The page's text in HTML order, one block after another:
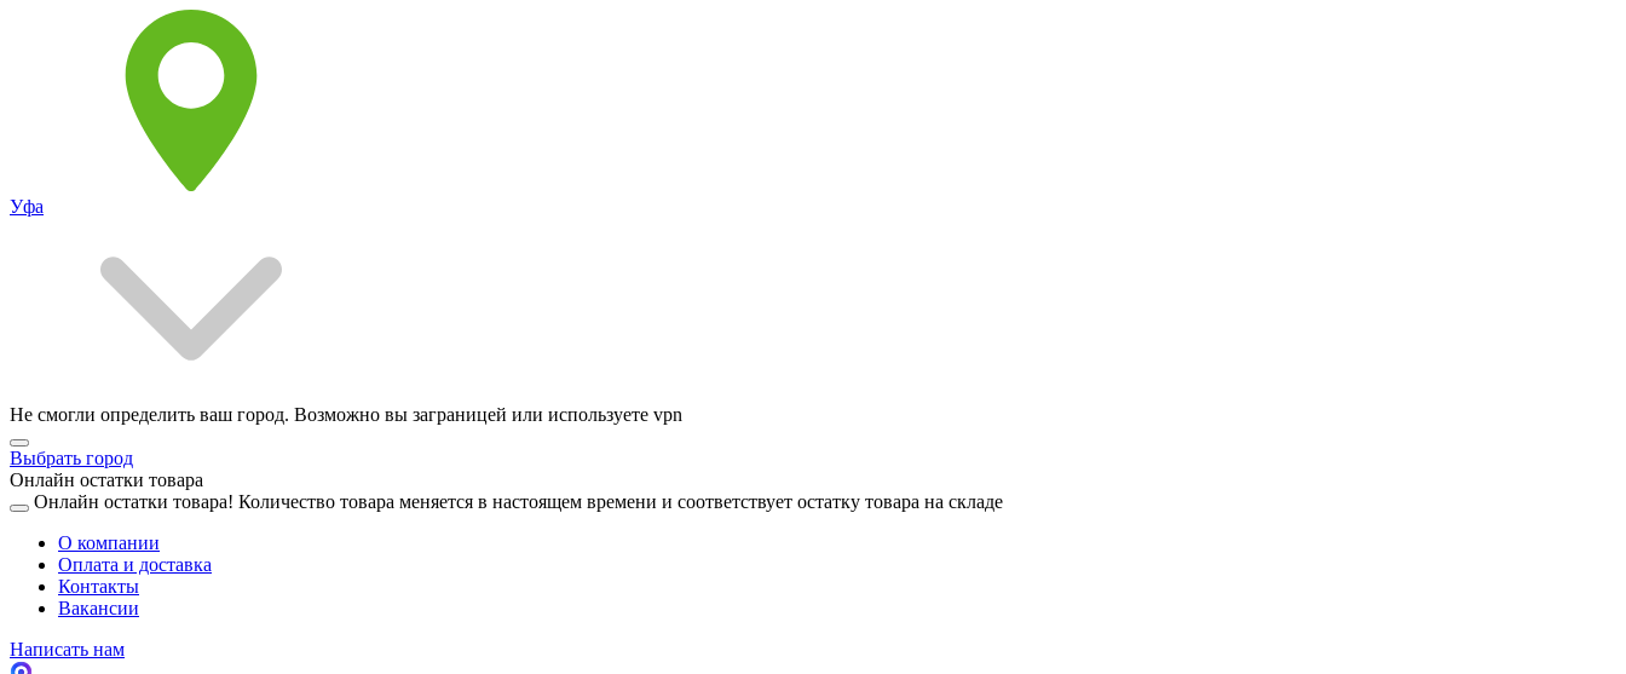
Уфа
Не смогли определить ваш город. Возможно вы заграницей или используете vpn
Выбрать город
Онлайн остатки товара
Онлайн остатки товара! Количество товара меняется в настоящем времени и соответствует остатку товара на складе
О компании
Оплата и доставка
Контакты
Вакансии
Написать нам